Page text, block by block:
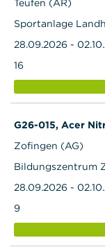
Teufen (AR)
Sportanlage
28.09.2026 -
16
G26-015, Acer
Zofingen (AG)
Bildungszentrum
28.09.2026 -
9